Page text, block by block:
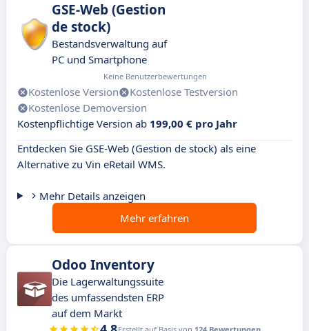
GSE-Web (Gestion
de stock)
Bestandsverwaltung auf
PC und Smartphone
Keine Benutzerbewertungen
Kostenlose Version
Kostenlose Testversion
Kostenlose Demoversion
Kostenpflichtige Version ab 199,00 € pro Jahr
Entdecken Sie GSE-Web (Gestion de stock) als eine
Alternative zu Vin eRetail WMS.
Mehr Details anzeigen
Mehr erfahren
Odoo Inventory
Die Lagerwaltungssuite
des umfassendsten ERP
auf dem Markt